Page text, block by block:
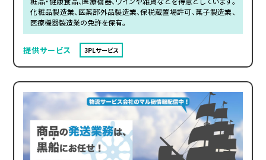
化粧品製造業、医薬部外品製造業、保税蔵置場許可、菓子製造業、
医療機器製造業の免許を保有。
提供サービス 3PLサービス